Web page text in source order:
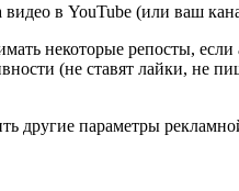
видео в YouTube (или ваш
некоторые репосты,
(не ставят лайки, не
другие параметры